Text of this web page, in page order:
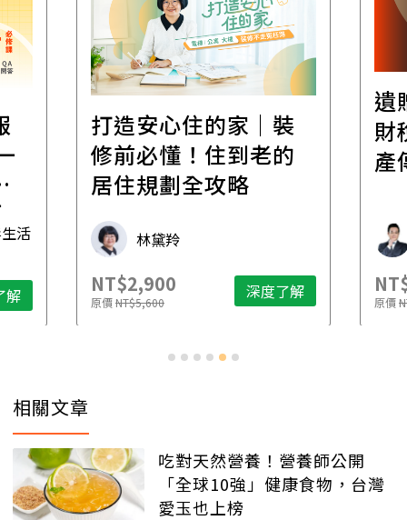
活
解
打造安心住的家｜裝
修前必懂！住到老的
居住規劃全攻略
林黛羚
NT$2,900
原價NT$5,600 深度了解
遺
財
產
原價
相關文章
吃對天然營養！營養師公開
「全球10強」健康食物，台灣
愛玉也上榜